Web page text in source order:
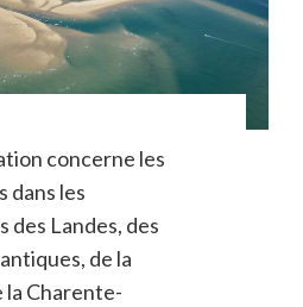
concerne les
dans les
des Landes, des
de la
la Charente-